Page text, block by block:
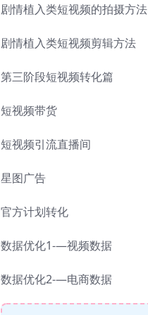
剧情植入类短视频的拍摄方法
剧情植入类短视频剪辑方法
第三阶段短视频转化篇
短视频带货
短视频引流直播间
星图广告
官方计划转化
数据优化1-—视频数据
数据优化2-—电商数据